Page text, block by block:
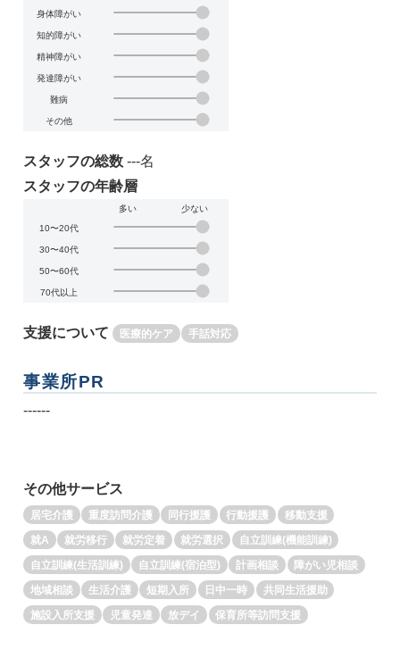
身体障がい
知的障がい
精神障がい
発達障がい
難病
その他
スタッフの総数 ---名
スタッフの年齢層
多い
少ない
10〜20代
30〜40代
50〜60代
70代以上
支援について 医療的ケア 手話対応
事業所PR
------
その他サービス
居宅介護 重度訪問介護 同行援護 行動援護
移動支援
就A
就労移行 就労定着 就労選択
自立訓練(機能訓練)
自立訓練(生活訓練)
自立訓練(宿泊型) 計画相談
障がい児相談
地域相談
生活介護 短期入所 日中一時
共同生活援助
施設入所支援
児童発達 放デイ 保育所等訪問支援